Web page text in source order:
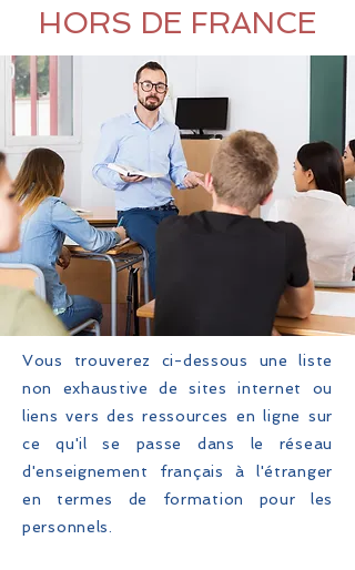
HORS DE FRANCE
Vous trouverez ci-dessous une liste
non exhaustive de sites internet ou
liens vers des ressources en ligne sur
ce qu'il se passe dans le réseau
d'enseignement français à l'étranger
en termes de formation pour les
personnels.